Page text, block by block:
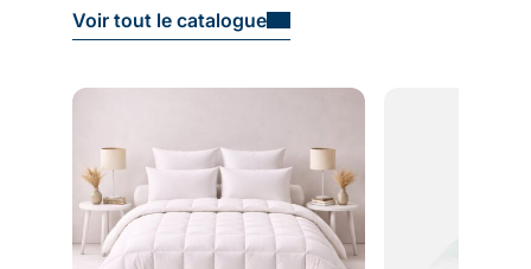
Voir tout le catalogue